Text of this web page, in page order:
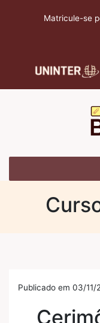
Matricule-se
Publicado em 03/11/